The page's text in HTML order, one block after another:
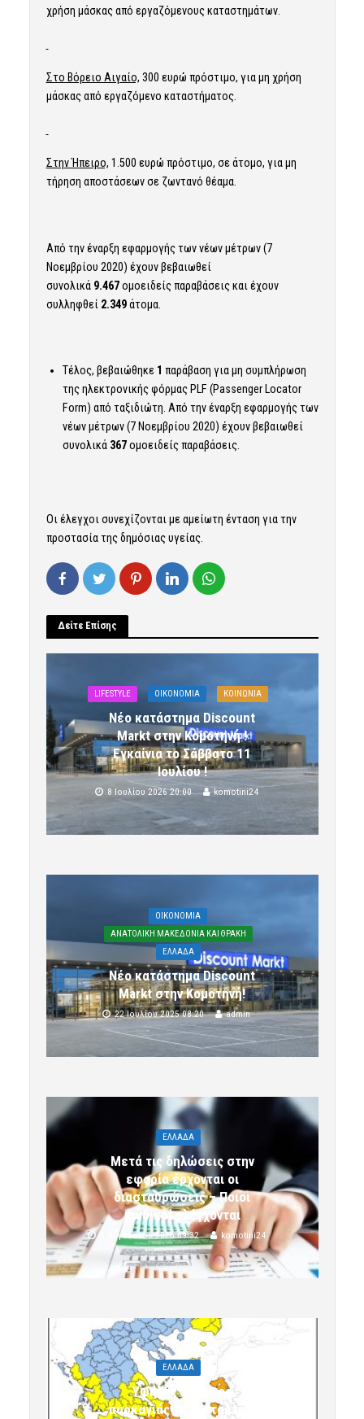
χρήση μάσκας από εργαζόμενους καταστημάτων.
Στο Βόρειο Αιγαίο, 300 ευρώ πρόστιμο, για μη χρήση
μάσκας από εργαζόμενο καταστήματος.
Στην Ήπειρο, 1.500 ευρώ πρόστιμο, σε άτομο, για μη
τήρηση αποστάσεων σε ζωντανό θέαμα.
Από την έναρξη εφαρμογής των νέων μέτρων (7
Νοεμβρίου 2020) έχουν βεβαιωθεί
συνολικά 9.467ομοειδείς παραβάσεις και έχουν
συλληφθεί 2.349άτομα.
Τέλος, βεβαιώθηκε 1 παράβαση για μη συμπλήρωση
της ηλεκτρονικής φόρμας PLF (Passenger Locator
Form) από ταξιδιώτη. Από την έναρξη εφαρμογής των
νέων μέτρων (7 Νοεμβρίου 2020) έχουν βεβαιωθεί
συνολικά 367ομοειδείς παραβάσεις.
Οι έλεγχοι συνεχίζονται με αμείωτη ένταση για την
προστασία της δημόσιας υγείας.
Δείτε Επίσης
LIFESTYLE OIKONOMIA ΚΟΙΝΩΝΙΑ
Νέο κατάστημα Discount
Markt στην Κομοτηνή !
Εγκαίνια το Σάββατο 11
Ιουλίου !
8 Ιουλίου 2026 20:00 komotini24
OIKONOMIA
ΑΝΑΤΟΛΙΚΗ ΜΑΚΕΔΟΝΙΑ ΚΑΙ ΘΡΑΚΗ
ΕΛΛΑΔΑ
Νέο κατάστημα Discount
Markt στην Κομοτηνή!
22 Ιουλίου 2025 08:20 admin
ΕΛΛΑΔΑ
Μετά τις δηλώσεις στην
εφορία έρχονται οι
διασταυρώσεις – Ποιοι
κωδικοί ελέγχονται
5 Αυγούστου 2026 09:32 komotini24
ΕΛΛΑΔΑ
Υψηλός κίνδυνος
πυρκαγιάς την Τετάρτη 5